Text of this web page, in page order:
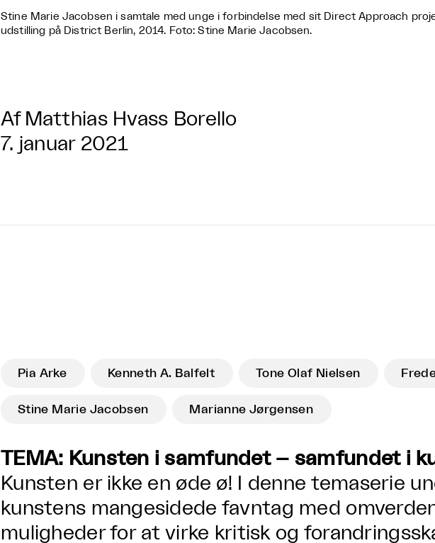
Stine Marie Jacobsen i samtale med unge i forbindelse med sit Direct Approach
udstilling på District Berlin, 2014. Foto: Stine Marie Jacobsen.
Af Matthias Hvass Borello
7. januar 2021
Pia Arke Kenneth A. Balfelt Tone Olaf Nielsen
Stine Marie Jacobsen Marianne Jørgensen
TEMA: Kunsten i samfundet – samfundet i
Kunsten er ikke en øde ø! I denne temaserie
kunstens mangesidede favntag med
muligheder for at virke kritisk og